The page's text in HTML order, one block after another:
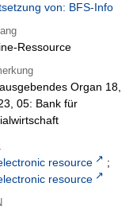
von: BFS-Info
Ressource
Organ 18,
05: Bank für
resource
;
resource